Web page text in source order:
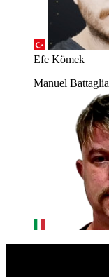
Efe Kömek
Manuel Battaglia